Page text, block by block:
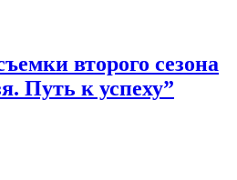
второго сезона
Путь к успеху”